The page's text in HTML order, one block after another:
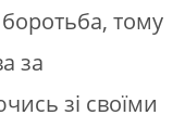
тому
за
зі своїми